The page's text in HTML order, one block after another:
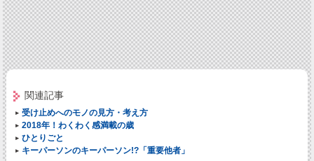
関連記事
受け止めへのモノの見方・考え方
2018年！わくわく感満載の歳
ひとりごと
キーパーソンのキーパーソン!?「重要他者」